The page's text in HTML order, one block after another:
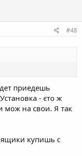
#48
приедешь
- єто ж
мож на свои. Я так
ящики купишь с